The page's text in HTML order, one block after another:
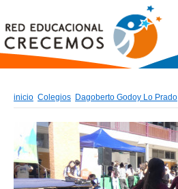
inicio Colegios Dagoberto Godoy Lo Prado